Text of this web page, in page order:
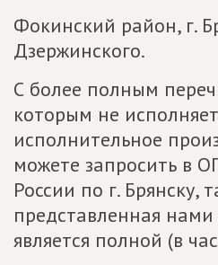
Фокинский район, г.
Дзержинского.
С более полным
которым не
исполнительное
можете запросить в
России по г. Брянску,
представленная
является полной (в